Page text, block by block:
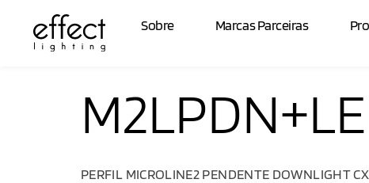
Sobre Marcas Parceiras
PERFIL MICROLINE2 PENDENTE DOWNLIGHT